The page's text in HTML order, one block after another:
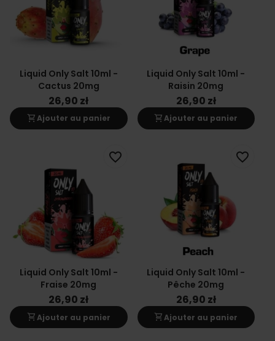
Liquid Only Salt 10ml -
Cactus 20mg
26,90 zł
shopping_cartAjouter au panier
Liquid Only Salt 10ml -
Raisin 20mg
26,90 zł
shopping_cartAjouter au panier
Liquid Only Salt 10ml -
Fraise 20mg
26,90 zł
shopping_cartAjouter au panier
favorite_border
Liquid Only Salt 10ml -
Pêche 20mg
26,90 zł
shopping_cartAjouter au panier
favorite_border